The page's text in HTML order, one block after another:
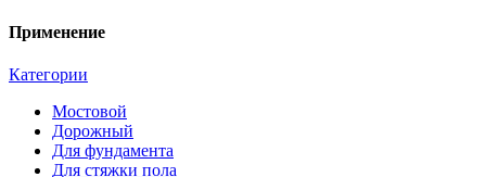
Применение
Категории
Мостовой
Дорожный
Для фундамента
Для стяжки пола